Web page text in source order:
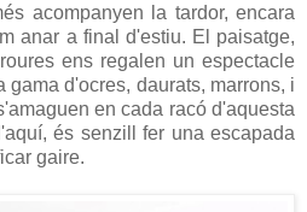
acompanyen la tardor, encara
anar a final d'estiu. El paisatge,
ens regalen un espectacle
gama d'ocres, daurats, marrons, i
en cada racó d'aquesta
és senzill fer una escapada
gaire.